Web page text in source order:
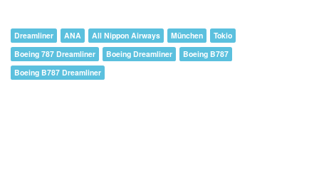
Dreamliner ANA All Nippon Airways München
Tokio
Boeing 787 Dreamliner
Boeing Dreamliner
Boeing B787
Boeing B787 Dreamliner